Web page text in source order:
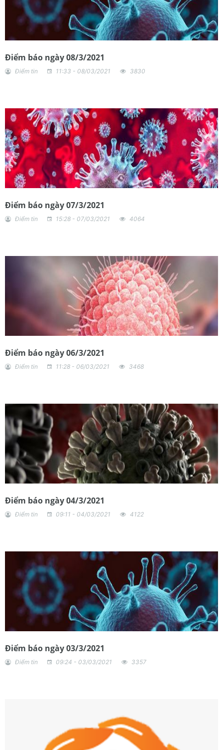
Điểm báo ngày 08/3/2021
Điểm tin 11:33 - 08/03/2021 3830
Điểm báo ngày 07/3/2021
Điểm tin 15:28 - 07/03/2021 4064
Điểm báo ngày 06/3/2021
Điểm tin 11:28 - 06/03/2021 3468
Điểm báo ngày 04/3/2021
Điểm tin 09:11 - 04/03/2021 4122
Điểm báo ngày 03/3/2021
Điểm tin 09:24 - 03/03/2021 3357